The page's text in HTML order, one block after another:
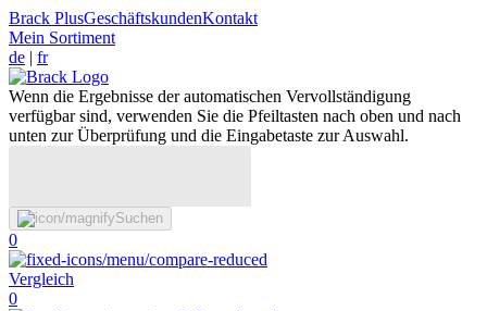
Brack PlusGeschäftskundenKontakt
Mein Sortiment
de | fr
Wenn die Ergebnisse der automatischen Vervollständigung
verfügbar sind, verwenden Sie die Pfeiltasten nach oben und nach
unten zur Überprüfung und die Eingabetaste zur Auswahl.
Suchen
0
Vergleich
0